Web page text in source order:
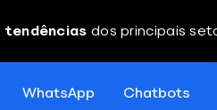
tendências dos principais
WhatsApp Chatbots